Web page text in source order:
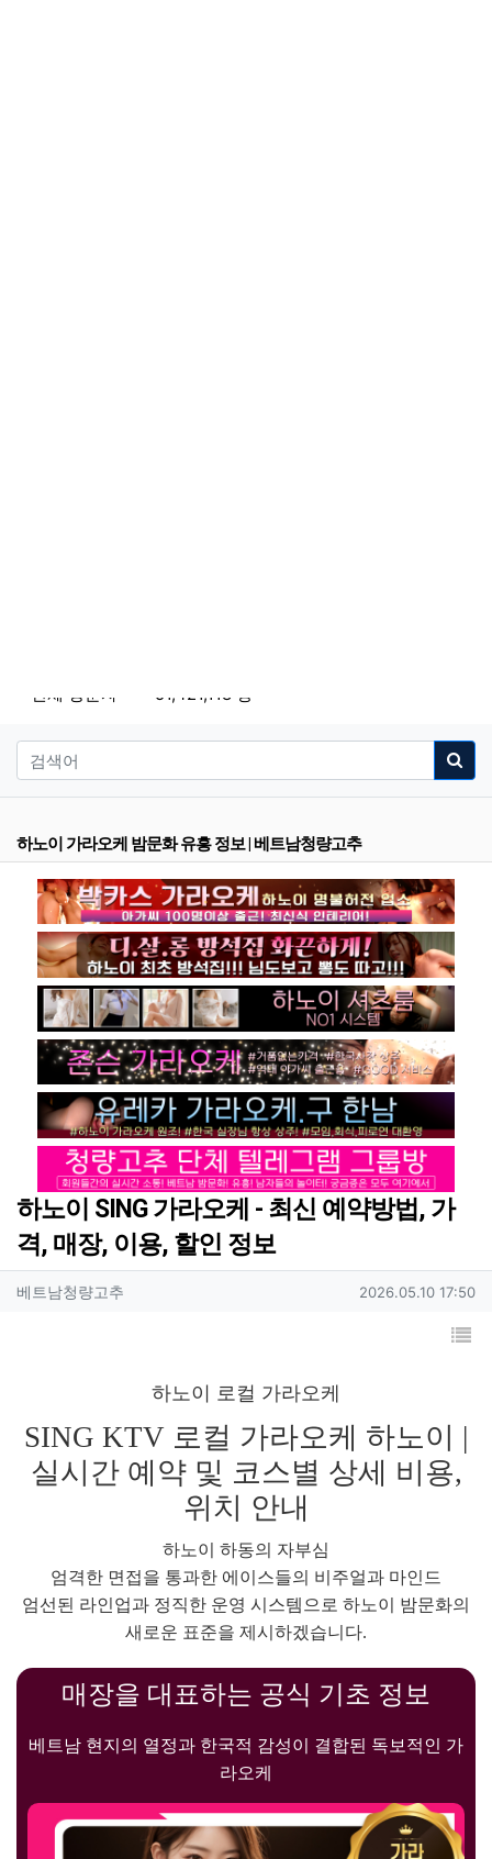
하노이 SING 가라오케 - 최신 예약방법, 가
격, 매장, 이용, 할인 정보
작성자 정보
베트남청량고추 작성일
2026.05.10 17:50
컨텐츠 정보
본문 하노이 로컬 가라오케
SING KTV 로컬 가라오케 하노이 |
실시간 예약 및 코스별 상세 비용,
위치 안내
하노이 하동의 자부심
엄격한 면접을 통과한 에이스들의 비주얼과 마인드
엄선된 라인업과 정직한 운영 시스템으로 하노이 밤문화의
새로운 표준을 제시하겠습니다.
매장을 대표하는 공식 기초 정보
베트남 현지의 열정과 한국적 감성이 결합된 독보적인 가
라오케